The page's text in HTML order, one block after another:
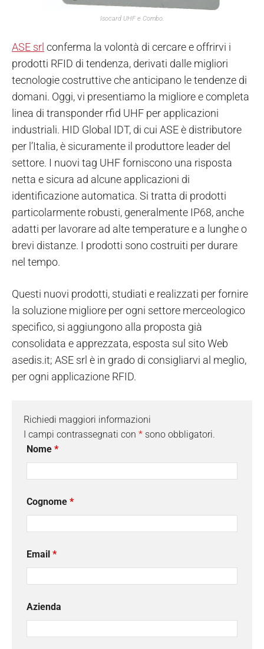
Isocard UHF e Combo.
ASE srl conferma la volontà di cercare e offrirvi i
prodotti RFID di tendenza, derivati dalle migliori
tecnologie costruttive che anticipano le tendenze di
domani. Oggi, vi presentiamo la migliore e completa
linea di transponder rfid UHF per applicazioni
industriali. HID Global IDT, di cui ASE è distributore
per l’Italia, è sicuramente il produttore leader del
settore. I nuovi tag UHF forniscono una risposta
netta e sicura ad alcune applicazioni di
identificazione automatica. Si tratta di prodotti
particolarmente robusti, generalmente IP68, anche
adatti per lavorare ad alte temperature e a lunghe o
brevi distanze. I prodotti sono costruiti per durare
nel tempo.
Questi nuovi prodotti, studiati e realizzati per fornire
la soluzione migliore per ogni settore merceologico
specifico, si aggiungono alla proposta già
consolidata e apprezzata, esposta sul sito Web
asedis.it; ASE srl è in grado di consigliarvi al meglio,
per ogni applicazione RFID.
Richiedi maggiori informazioni
I campi contrassegnati con * sono obbligatori.
Nome *
Cognome *
Email *
Azienda